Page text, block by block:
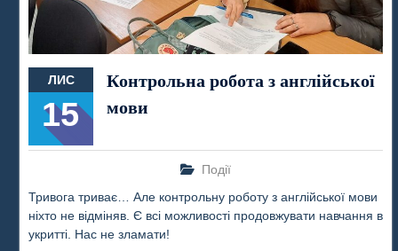
ЛИС
15
Контрольна робота з англійської
мови
Події
Тривога триває… Але контрольну роботу з англійської мови
ніхто не відміняв. Є всі можливості продовжувати навчання в
укритті. Нас не зламати!